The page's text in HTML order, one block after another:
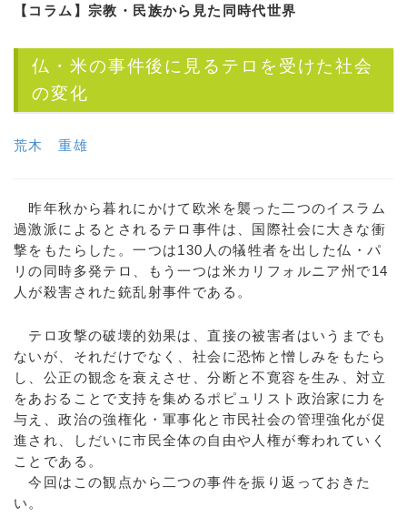
【コラム】宗教・民族から見た同時代世界
仏・米の事件後に見るテロを受けた社会
の変化
荒木 重雄
昨年秋から暮れにかけて欧米を襲った二つのイスラム
過激派によるとされるテロ事件は、国際社会に大きな衝
撃をもたらした。一つは130人の犠牲者を出した仏・パ
リの同時多発テロ、もう一つは米カリフォルニア州で14
人が殺害された銃乱射事件である。
テロ攻撃の破壊的効果は、直接の被害者はいうまでも
ないが、それだけでなく、社会に恐怖と憎しみをもたら
し、公正の観念を衰えさせ、分断と不寛容を生み、対立
をあおることで支持を集めるポピュリスト政治家に力を
与え、政治の強権化・軍事化と市民社会の管理強化が促
進され、しだいに市民全体の自由や人権が奪われていく
ことである。
今回はこの観点から二つの事件を振り返っておきた
い。